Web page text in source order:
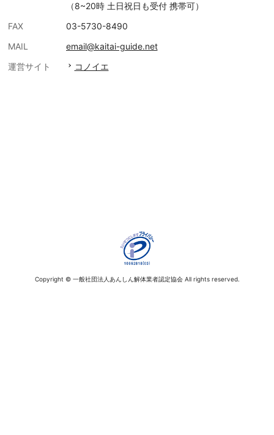
（8~20時 土日祝日も受付 携帯可）
FAX
03-5730-8490
MAIL
email@kaitai-guide.net
運営サイト
コノイエ
Copyright © 一般社団法人あんしん解体業者認定協会 All rights reserved.